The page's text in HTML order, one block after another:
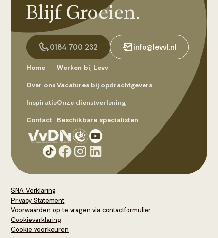
Blijf Groeien.
0184 700 232 info@levvl.nl
Home
Over ons
Inspiratie
Contact
Werken bij Levvl
Vacatures bij opdrachtgevers
Onze dienstverlening
Beschikbare specialisten
SNA Verklaring
Privacy Statement
Voorwaarden op te vragen via contactformulier
Cookieverklaring
Cookie voorkeuren